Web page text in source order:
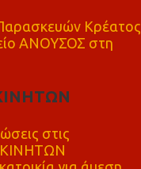
Κρέατος
ΑΝΟΥΣΟΣ στη
στις